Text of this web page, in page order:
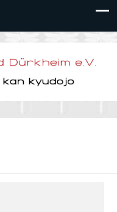
e.V.